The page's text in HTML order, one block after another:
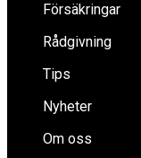
Försäkringar
Rådgivning
Tips
Nyheter
Om oss